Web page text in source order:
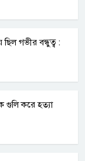
ছিল গভীর বন্ধুত্ব :
গুলি করে হত্যা